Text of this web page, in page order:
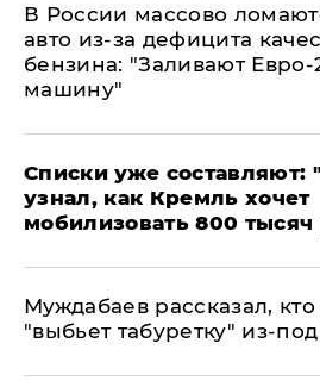
В России массово
авто из-за дефицита
бензина: "Заливают
машину"
Списки уже
узнал, как Кремль хочет
мобилизовать 800 тысяч
Муждабаев рассказал, кто
"выбьет табуретку" из-